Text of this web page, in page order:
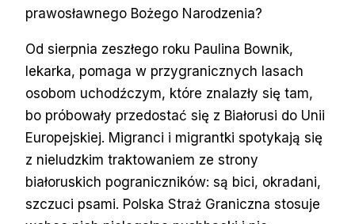
prawosławnego Bożego Narodzenia?
Od sierpnia zeszłego roku Paulina Bownik,
lekarka, pomaga w przygranicznych lasach
osobom uchodźczym, które znalazły się tam,
bo próbowały przedostać się z Białorusi do Unii
Europejskiej. Migranci i migrantki spotykają się
z nieludzkim traktowaniem ze strony
białoruskich pograniczników: są bici, okradani,
szczuci psami. Polska Straż Graniczna stosuje